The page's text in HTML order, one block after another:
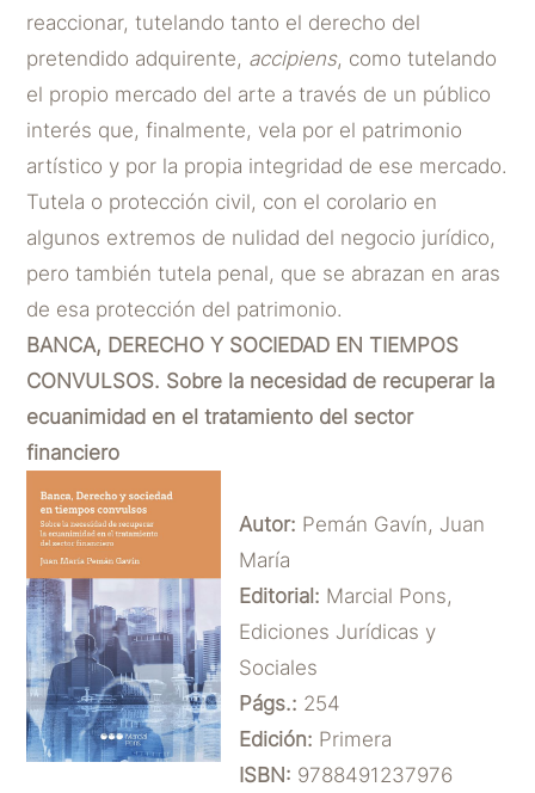
reaccionar, tutelando tanto el derecho del
pretendido adquirente, accipiens, como tutelando
el propio mercado del arte a través de un público
interés que, finalmente, vela por el patrimonio
artístico y por la propia integridad de ese mercado.
Tutela o protección civil, con el corolario en
algunos extremos de nulidad del negocio jurídico,
pero también tutela penal, que se abrazan en aras
de esa protección del patrimonio.
BANCA, DERECHO Y SOCIEDAD EN TIEMPOS
CONVULSOS. Sobre la necesidad de recuperar la
ecuanimidad en el tratamiento del sector
financiero
Autor: Pemán Gavín, Juan
María
Editorial: Marcial Pons,
Ediciones Jurídicas y
Sociales
Págs.: 254
Edición: Primera
ISBN: 9788491237976